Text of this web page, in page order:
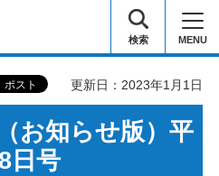
検索 MENU
更新日：2023年1月1日
お知らせ版）平
日号